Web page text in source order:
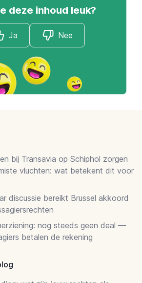
deze inhoud leuk?
Ja Nee
bij Transavia op Schiphol zorgen
vluchten: wat betekent dit voor
discussie bereikt Brussel akkoord
nog steeds geen deal —
betalen de rekening